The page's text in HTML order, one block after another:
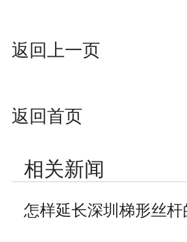
返回上一页
返回首页
相关新闻
怎样延长深圳梯形丝杆